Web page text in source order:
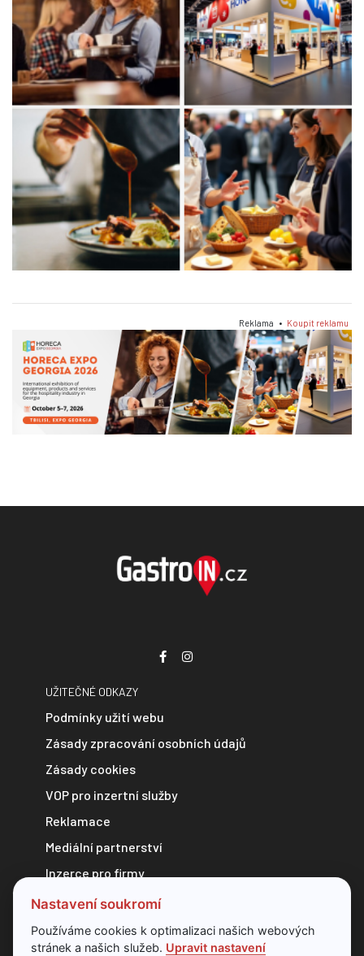
Reklama • Koupit reklamu
UŽITEČNÉ ODKAZY
Podmínky užití webu
Zásady zpracování osobních údajů
Zásady cookies
VOP pro inzertní služby
Reklamace
Mediální partnerství
Inzerce pro firmy
Zpravodajství do e-mailu
Kontakt
Nastavení soukromí
Používáme cookies k optimalizaci našich webových
stránek a našich služeb. Upravit nastavení